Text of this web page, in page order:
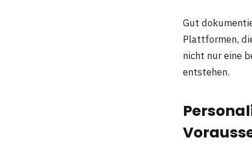
Gut
Plattformen,
nicht nur eine
entstehen.